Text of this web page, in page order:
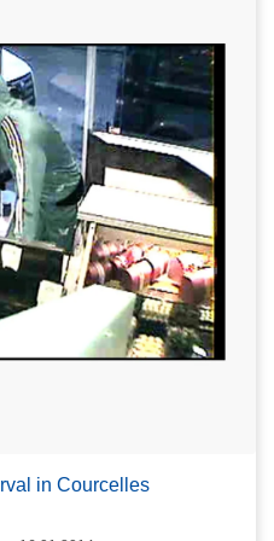
in Courcelles